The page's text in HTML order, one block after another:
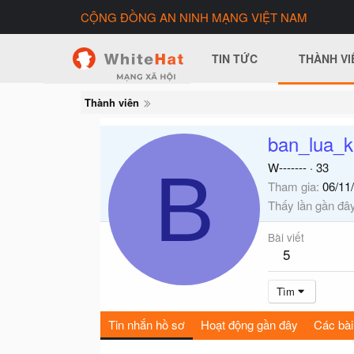
CỘNG ĐỒNG AN NINH MẠNG VIỆT NAM
TIN TỨC THÀNH
Thành viên
B W------- · 33
Tham gia 06/
Thấy lần gần
Bài viết
5
Tìm
Tin nhắn hồ sơ Hoạt động gần đây Các